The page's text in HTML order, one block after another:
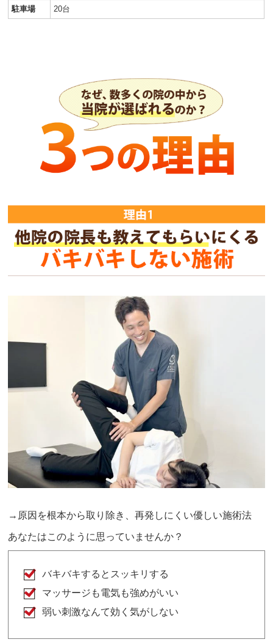
駐車場 20台
→原因を根本から取り除き、再発しにくい優しい施術法
あなたはこのように思っていませんか？
バキバキするとスッキリする
マッサージも電気も強めがいい
弱い刺激なんて効く気がしない